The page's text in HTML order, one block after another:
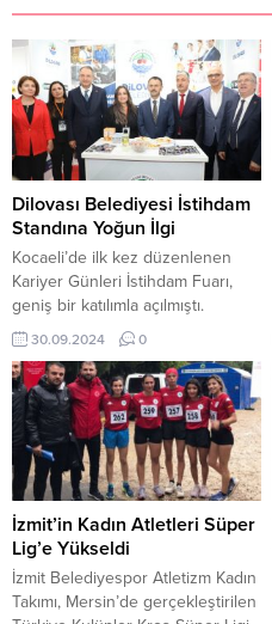
Dilovası Belediyesi İstihdam
Standına Yoğun İlgi
Kocaeli’de ilk kez düzenlenen
Kariyer Günleri İstihdam Fuarı,
geniş bir katılımla açılmıştı.
Fuarda, Dilovası Belediyesi’nin
istihdam standı ziyaretçilerin
yoğun ilgisini çekti. Dilovası İMES
Organize Sanayi Bölgesi
öncülüğünde düzenlenen Kariyer
Günleri’nde, Dilovası Belediyesi
İstihdam Servisi aracılığıyla
ziyaretçilere iş fırsatları ve kariyer
olanakları hakkında bilgi sağladı.
Fuara katılan vatandaşlar,
belediyenin sunduğu istihdam...
30.09.2024 0
İzmit’in Kadın Atletleri Süper
Lig’e Yükseldi
İzmit Belediyespor Atletizm Kadın
Takımı, Mersin’de gerçekleştirilen